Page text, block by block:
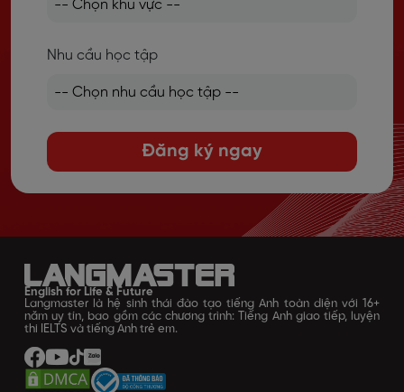
Nhu cầu học tập
Đăng ký ngay
English for Life & Future
Langmaster là hệ sinh thái đào tạo tiếng Anh toàn diện với 16+
năm uy tín, bao gồm các chương trình: Tiếng Anh giao tiếp, luyện
thi IELTS và tiếng Anh trẻ em.